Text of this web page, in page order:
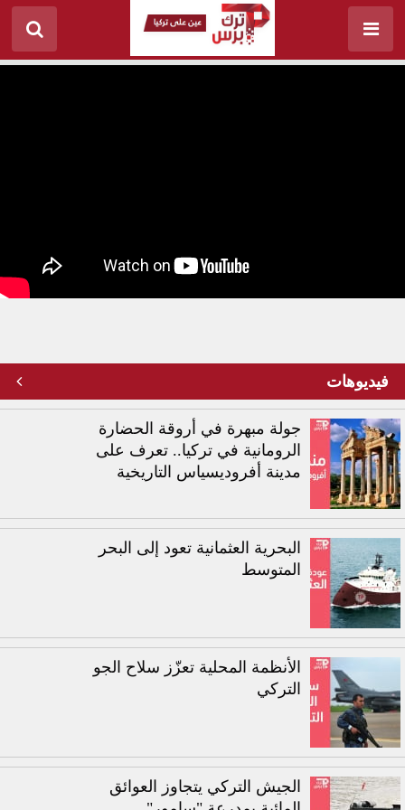
هل أنت من بين ملايين السيّاح الراغبين بزيارة تركيا هذا
العام؟ إليك هذه النصائح الهامة!
فيديوهات
جولة مبهرة في أروقة الحضارة
الرومانية في تركيا.. تعرف على
مدينة أفروديسياس التاريخية
البحرية العثمانية تعود إلى البحر
المتوسط
الأنظمة المحلية تعزّز سلاح الجو
التركي
الجيش التركي يتجاوز العوائق